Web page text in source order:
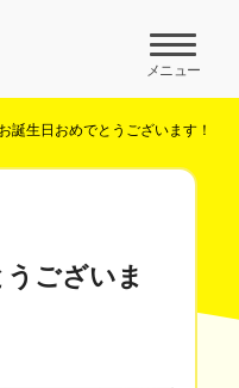
メニュー
お誕生日おめでとうございます！
ございま